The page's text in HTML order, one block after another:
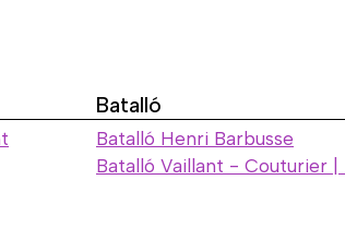
Batalló
Batalló Henri Barbusse
Batalló Vaillant - Couturier |